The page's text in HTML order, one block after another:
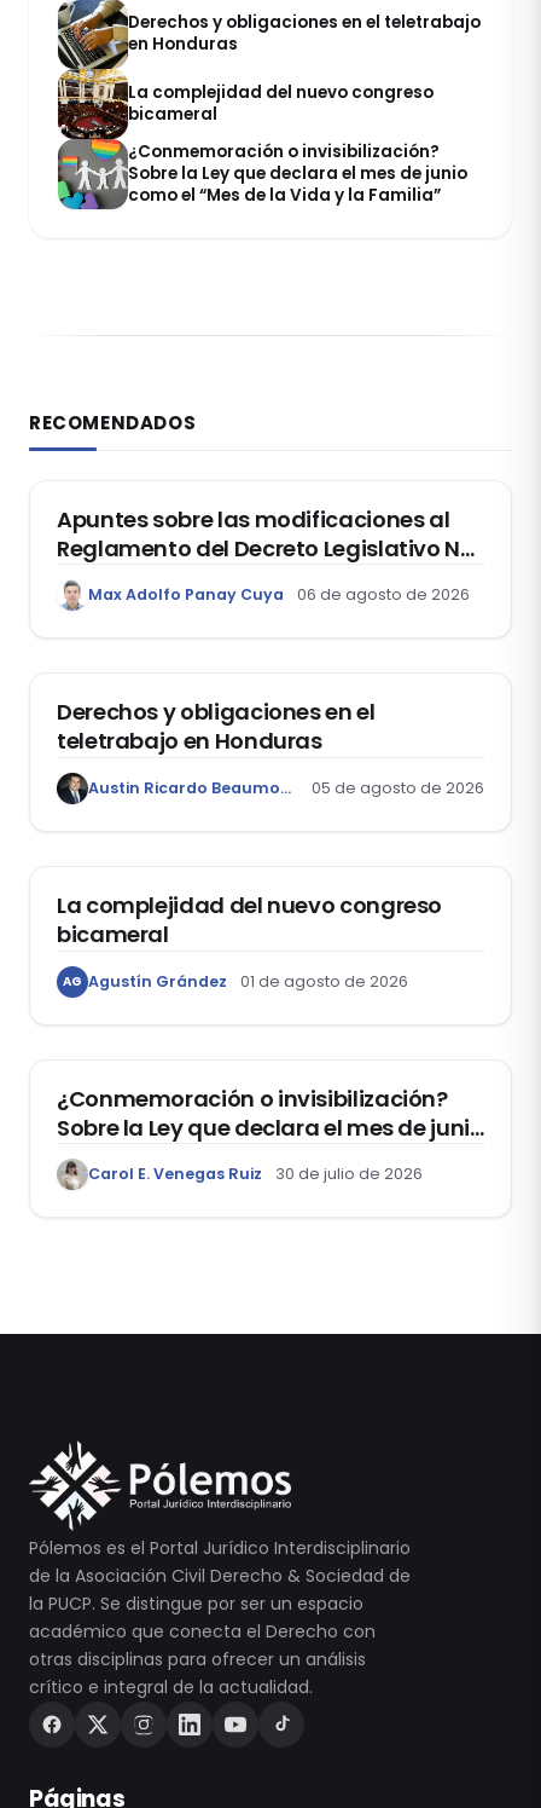
Derechos y obligaciones en el teletrabajo
en Honduras
La complejidad del nuevo congreso
bicameral
¿Conmemoración o invisibilización?
Sobre la Ley que declara el mes de junio
como el “Mes de la Vida y la Familia”
RECOMENDADOS
DERECHO REGISTRAL
Apuntes sobre las modificaciones al
Reglamento del Decreto Legislativo Nº
1400, que aprueba el Régimen de
Garantía Mobiliaria
Max Adolfo Panay Cuya 06 de agosto de 2026
Derechos y obligaciones en el
teletrabajo en Honduras
Austin Ricardo Beaumont Rivera 05 de agosto de 2026
La complejidad del nuevo congreso
bicameral
AG Agustín Grández 01 de agosto de 2026
¿Conmemoración o invisibilización?
Sobre la Ley que declara el mes de junio
como el “Mes de la Vida y la Familia”
Carol E. Venegas Ruiz 30 de julio de 2026
Pólemos es el Portal Jurídico Interdisciplinario
de la Asociación Civil Derecho & Sociedad de
la PUCP. Se distingue por ser un espacio
académico que conecta el Derecho con
otras disciplinas para ofrecer un análisis
crítico e integral de la actualidad.
Páginas